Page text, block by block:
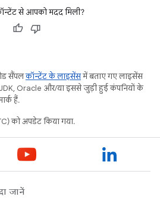
से आपको मदद मिली?
सैंपलकॉन्टेंट के लाइसेंसमें बताए गए लाइसेंस
Oracle और/या इससे जुड़ी हुई कंपनियों के
हैं.
को अपडेट किया गया.
जानें